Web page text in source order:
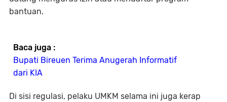
bantuan.
Baca juga :
Bupati Bireuen Terima Anugerah Informatif
dari KIA
Di sisi regulasi, pelaku UMKM selama ini juga kerap